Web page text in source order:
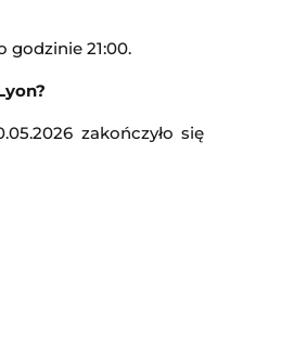
godzinie 21:00.
zakończyło się